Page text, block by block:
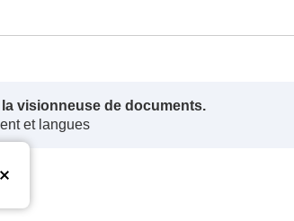
visionneuse de documents.
et langues